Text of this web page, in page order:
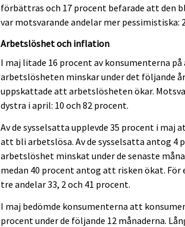
förbättras och 17 procent befarade att den
var motsvarande andelar mer pessimistiska:
Arbetslöshet och inflation
I maj litade 16 procent av konsumenterna
arbetslösheten minskar under det följande
uppskattade att arbetslösheten ökar.
dystra i april: 10 och 82 procent.
Av de sysselsatta upplevde 35 procent i maj
att bli arbetslösa. Av de sysselsatta antog 4
arbetslöshet minskat under de senaste
medan 40 procent antog att risken ökat. För
tre andelar 33, 2 och 41 procent.
I maj bedömde konsumenterna att
procent under de följande 12 månaderna.